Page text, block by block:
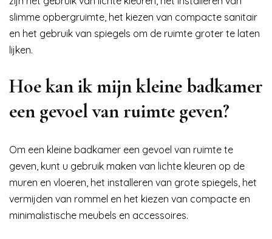
slimme opbergruimte, het kiezen van compacte sanitair
en het gebruik van spiegels om de ruimte groter te laten
lijken.
Hoe kan ik mijn kleine badkamer
een gevoel van ruimte geven?
Om een kleine badkamer een gevoel van ruimte te
geven, kunt u gebruik maken van lichte kleuren op de
muren en vloeren, het installeren van grote spiegels, het
vermijden van rommel en het kiezen van compacte en
minimalistische meubels en accessoires.